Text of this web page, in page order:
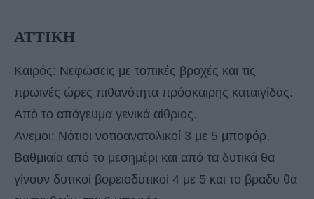
ΑΤΤΙΚΗ
Καιρός: Νεφώσεις με τοπικές βροχές και τις
πρωινές ώρες πιθανότητα πρόσκαιρης καταιγίδας.
Από το απόγευμα γενικά αίθριος.
Ανεμοι: Νότιοι νοτιοανατολικοί 3 με 5 μποφόρ.
Βαθμιαία από το μεσημέρι και από τα δυτικά θα
γίνουν δυτικοί βορειοδυτικοί 4 με 5 και το βραδυ θα